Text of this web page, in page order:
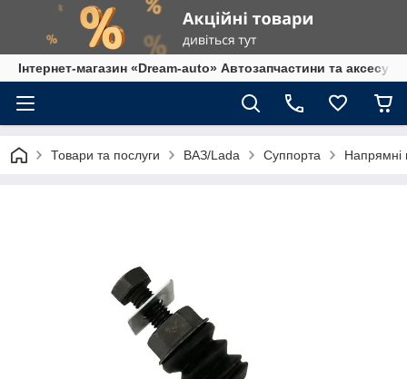
Інтернет-магазин «Dream-auto» Автозапчастини та
Товари та послуги ВАЗ/Lada Суппорта Напрямні